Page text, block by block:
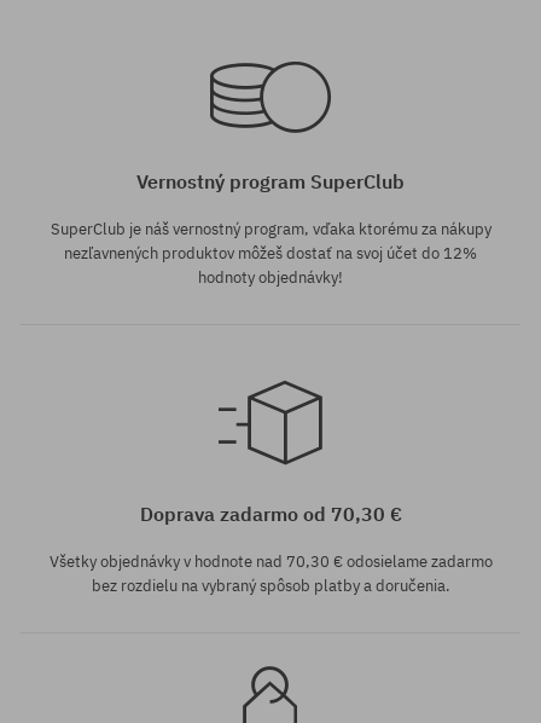
Dostupné veľkosti:
Vernostný program SuperClub
SuperClub je náš vernostný program, vďaka ktorému za nákupy
nezľavnených produktov môžeš dostať na svoj účet do 12%
hodnoty objednávky!
Doprava zadarmo od 70,30 €
Všetky objednávky v hodnote nad 70,30 € odosielame zadarmo
bez rozdielu na vybraný spôsob platby a doručenia.